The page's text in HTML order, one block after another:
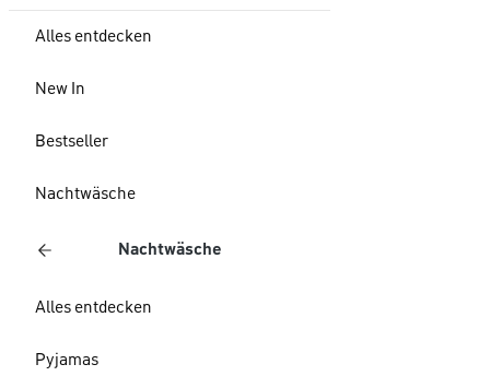
Alles entdecken
New In
Bestseller
Nachtwäsche
Nachtwäsche
Alles entdecken
Pyjamas